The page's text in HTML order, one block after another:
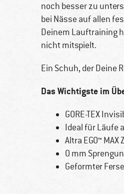
noch besser zu
bei Nässe auf allen
Deinem Lauftraining
nicht mitspielt.
Ein Schuh, der Deine
Das Wichtigste im
GORE-TEX
Ideal für Läufe
Altra EGO™
0 mm
Geformter